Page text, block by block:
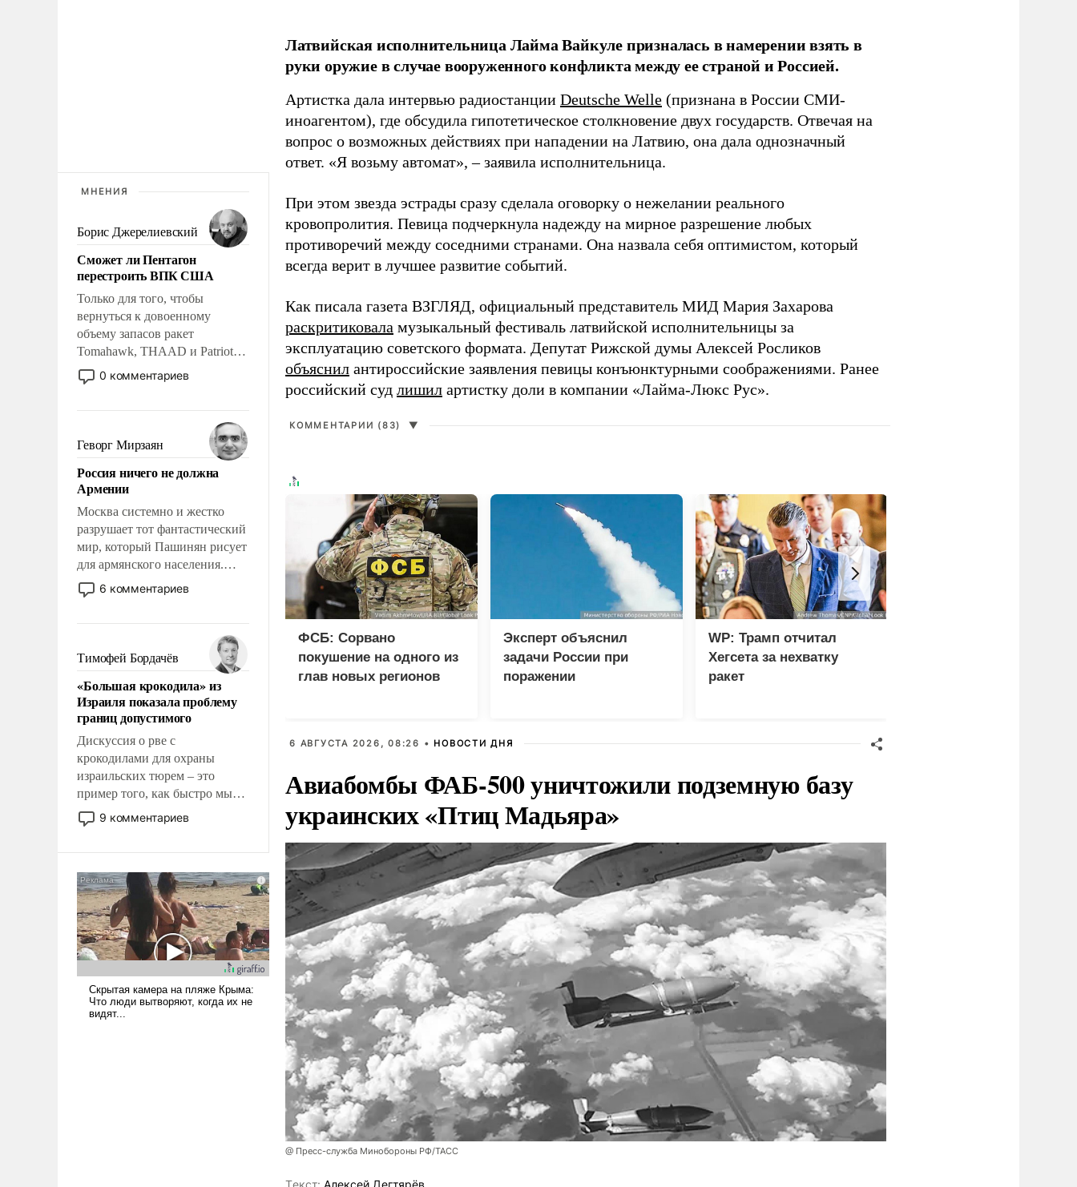
МНЕНИЯ
Борис Джерелиевский
Сможет ли Пентагон
перестроить ВПК США
Только для того, чтобы
вернуться к довоенному
объему запасов ракет
Tomahawk, THAAD и Patriot
США потребуется более трех
лет. Даже небольшая война с
Сложившаяся ситуация
означает многолетний период
уязвимости США, например,
перед Китаем.
0 комментариев
Геворг Мирзаян
Россия ничего не должна
Армении
Москва системно и жестко
разрушает тот фантастический
мир, который Пашинян рисует
для армянского населения.
Мир, где этому населению все
должны просто по
политические прожекты будут
беспрекословно оплачиваться
за счет российских
налогоплательщиков и где за
свои поступки не нужно
отвечать.
6 комментариев
Тимофей Бордачёв
«Большая крокодила» из
Израиля показала проблему
границ допустимого
Дискуссия о рве с
крокодилами для охраны
израильских тюрем – это
пример того, как быстро мы
двигаемся по пути
революционных изменений.
псевдонаучной фантастики,
стало всерьез обсуждаемой
идеей.
9 комментариев
Латвийская исполнительница Лайма Вайкуле призналась в намерении взять в
руки оружие в случае вооруженного конфликта между ее страной и Россией.
Артистка дала интервью радиостанции Deutsche Welle (признана в России СМИ-
иноагентом), где обсудила гипотетическое столкновение двух государств. Отвечая на
вопрос о возможных действиях при нападении на Латвию, она дала однозначный
ответ. «Я возьму автомат», – заявила исполнительница.
При этом звезда эстрады сразу сделала оговорку о нежелании реального
кровопролития. Певица подчеркнула надежду на мирное разрешение любых
противоречий между соседними странами. Она назвала себя оптимистом, который
всегда верит в лучшее развитие событий.
Как писала газета ВЗГЛЯД, официальный представитель МИД Мария Захарова
раскритиковала музыкальный фестиваль латвийской исполнительницы за
эксплуатацию советского формата. Депутат Рижской думы Алексей Росликов
объяснил антироссийские заявления певицы конъюнктурными соображениями. Ранее
российский суд лишил артистку доли в компании «Лайма-Люкс Рус».
КОММЕНТАРИИ (83) ▼
ФСБ: Сорвано
покушение на одного из
глав новых регионов
Эксперт объяснил
задачи России при
поражении
WP: Трамп отчитал
Хегсета за нехватку
ракет
6 АВГУСТА 2026, 08:26 • НОВОСТИ ДНЯ
Авиабомбы ФАБ-500 уничтожили подземную базу
украинских «Птиц Мадьяра»
@ Пресс-служба Минобороны РФ/ТАСС
Tекст: Алексей Дегтярёв